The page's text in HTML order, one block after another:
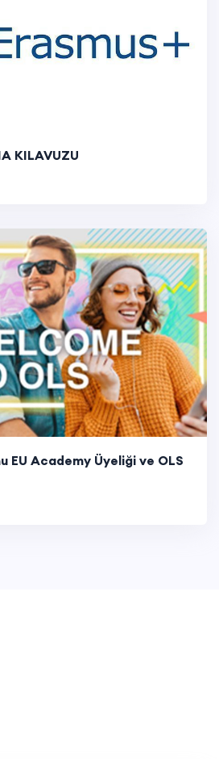
KILAVUZU
EU Academy Üyeliği ve OLS